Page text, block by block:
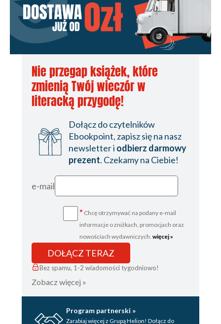
Nie przegap książek, które
zmienią Twój wieczór w
literacką przygodę!
Dołącz do czytelników
Ebookpoint, zapisz się na nasz
newsletter i odbierz darmowy
prezent. Czekamy na Ciebie!
e-mail
* Chcę otrzymywać na podany e-mail
informacje o zniżkach, promocjach oraz
nowościach wydawniczych. więcej »
DOŁĄCZ TERAZ
Bez spamu, 1-2 wiadomości tygodniowo!
Zobacz więcej »
Program partnerski »
Zarabiaj więcej z Grupą Helion! Dołącz do